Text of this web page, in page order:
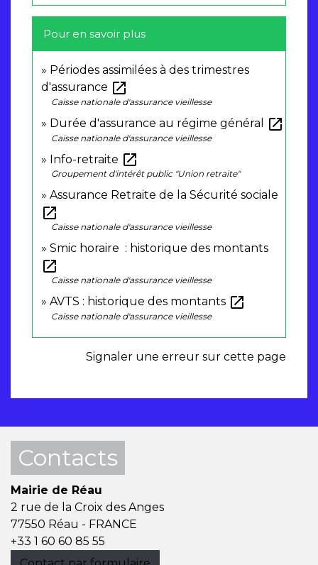
Pour en savoir plus
Périodes assimilées à des trimestres
d'assurance open_in_new
Caisse nationale d'assurance vieillesse
Durée d'assurance au régime général open_in_new
Caisse nationale d'assurance vieillesse
Info-retraite open_in_new
Groupement d'intérêt public "Union retraite"
Assurance Retraite de la Sécurité sociale
open_in_new
Caisse nationale d'assurance vieillesse
Smic horaire : historique des montants
open_in_new
Caisse nationale d'assurance vieillesse
AVTS : historique des montants open_in_new
Caisse nationale d'assurance vieillesse
Signaler une erreur sur cette page
Contacts
Mairie de Réau
2 rue de la Croix des Anges
77550 Réau - FRANCE
+33 1 60 60 85 55